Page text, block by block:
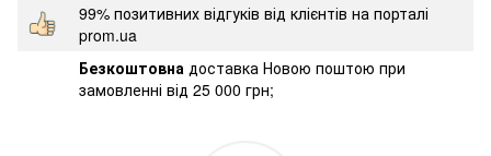
99% позитивних відгуків від клієнтів на порталі
prom.ua
Безкоштовна доставка Новою поштою при
замовленні від 25 000 грн;